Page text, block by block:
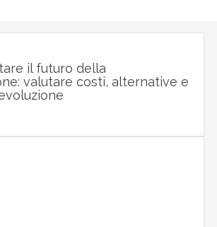
il futuro della
valutare costi, alternative e